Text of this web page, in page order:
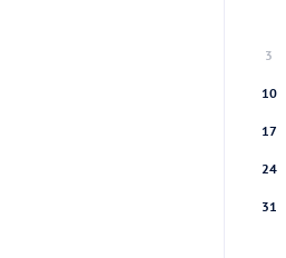
3
10
17
24
31